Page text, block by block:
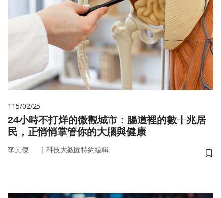
115/02/25
24小時不打烊的微觀城市：腸道裡的數十兆居
民，正悄悄掌管你的大腦與健康
李元傑 ｜ 科技大觀園特約編輯
儲